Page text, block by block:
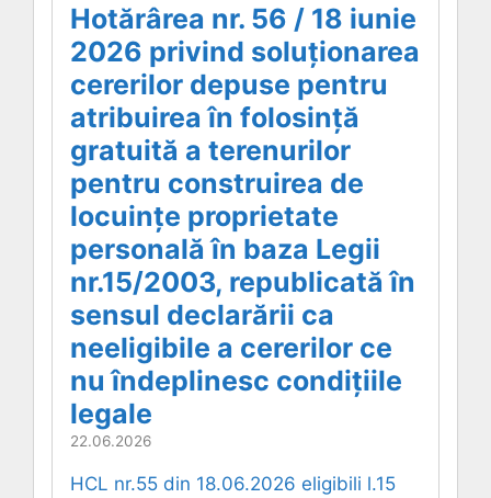
Hotărârea nr. 56 / 18 iunie
2026 privind soluționarea
cererilor depuse pentru
atribuirea în folosință
gratuită a terenurilor
pentru construirea de
locuințe proprietate
personală în baza Legii
nr.15/2003, republicată în
sensul declarării ca
neeligibile a cererilor ce
nu îndeplinesc condițiile
legale
22.06.2026
HCL nr.55 din 18.06.2026 eligibili l.15